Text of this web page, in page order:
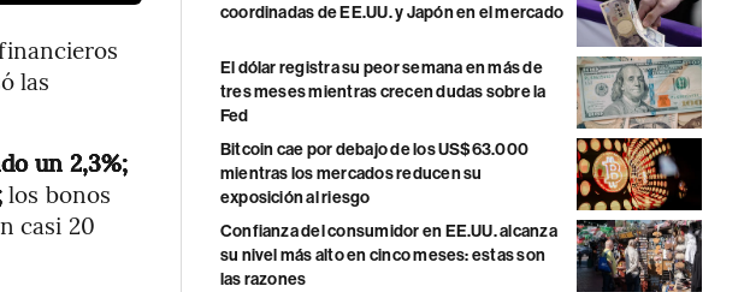
las
un 2,3%;
los bonos
casi 20
coordinadas de EE.UU. y Japón en el mercado
El dólar registra su peor semana en más de
tres meses mientras crecen dudas sobre la
Fed
Bitcoin cae por debajo de los US$63.000
mientras los mercados reducen su
exposición al riesgo
Confianza del consumidor en EE.UU. alcanza
su nivel más alto en cinco meses: estas son
las razones